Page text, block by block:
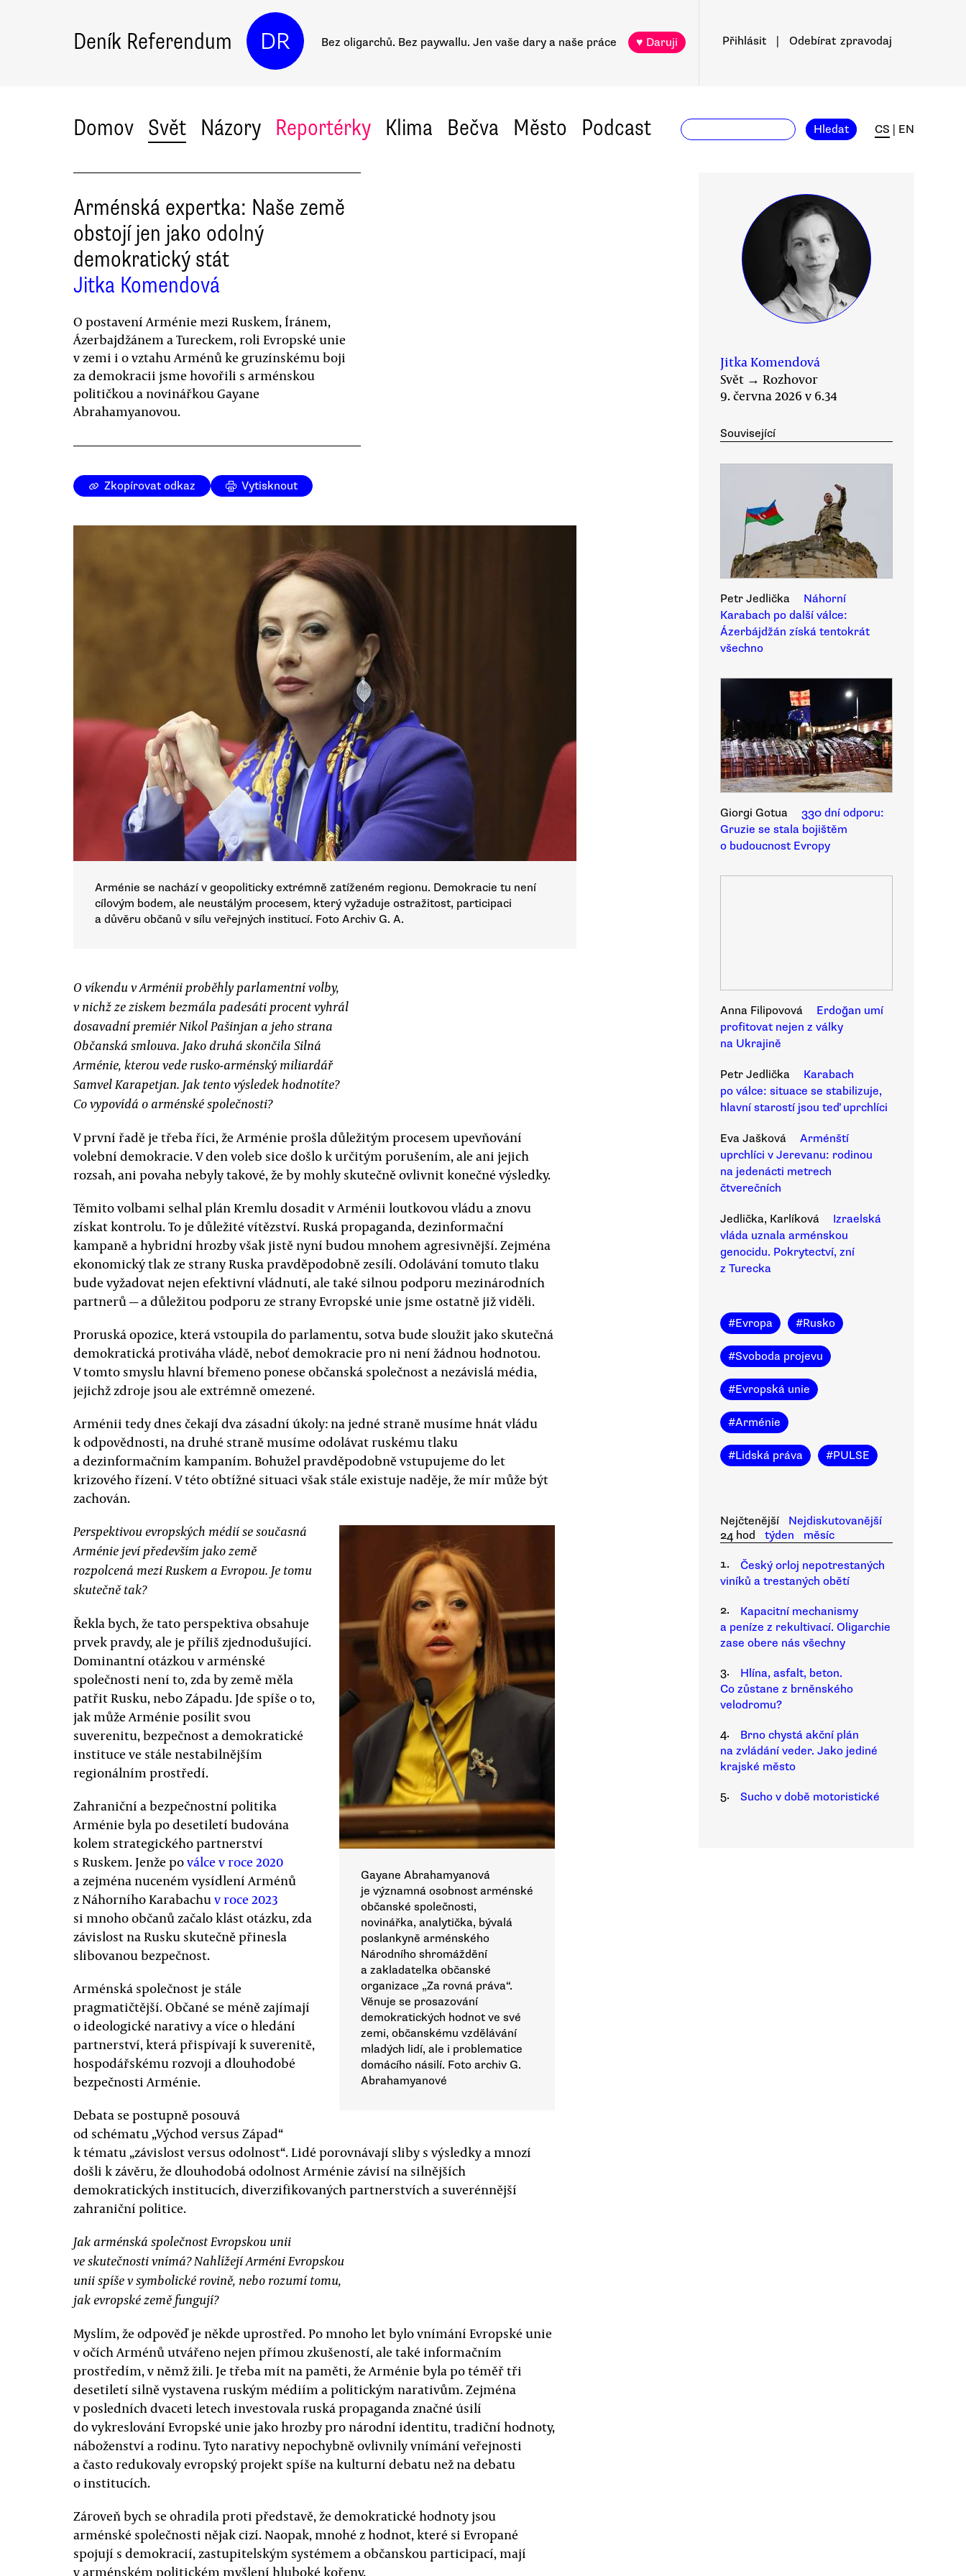
Deník Referendum DR Bez oligarchů. Bez paywallu. Jen vaše dary a naše práce ♥ Daruji Přihlásit Odebírat zpravodaj
Domov Svět Názory Reportérky Klima Bečva Město Podcast Hledat CS EN
Arménská expertka: Naše země
obstojí jen jako odolný
demokratický stát
Jitka Komendová
O postavení Arménie mezi Ruskem, Íránem,
Ázerbajdžánem a Tureckem, roli Evropské unie
v zemi i o vztahu Arménů ke gruzínskému boji
za demokracii jsme hovořili s arménskou
političkou a novinářkou Gayane
Abrahamyanovou.
Zkopírovat odkaz Vytisknout
Arménie se nachází v geopoliticky extrémně zatíženém regionu. Demokracie tu není
cílovým bodem, ale neustálým procesem, který vyžaduje ostražitost, participaci
a důvěru občanů v sílu veřejných institucí. Foto Archiv G. A.
O víkendu v Arménii proběhly parlamentní volby,
v nichž ze ziskem bezmála padesáti procent vyhrál
dosavadní premiér Nikol Pašinjan a jeho strana
Občanská smlouva. Jako druhá skončila Silná
Arménie, kterou vede rusko-arménský miliardář
Samvel Karapetjan. Jak tento výsledek hodnotíte?
Co vypovídá o arménské společnosti?
V první řadě je třeba říci, že Arménie prošla důležitým procesem upevňování
volební demokracie. V den voleb sice došlo k určitým porušením, ale ani jejich
rozsah, ani povaha nebyly takové, že by mohly skutečně ovlivnit konečné výsledky.
Těmito volbami selhal plán Kremlu dosadit v Arménii loutkovou vládu a znovu
získat kontrolu. To je důležité vítězství. Ruská propaganda, dezinformační
kampaně a hybridní hrozby však jistě nyní budou mnohem agresivnější. Zejména
ekonomický tlak ze strany Ruska pravděpodobně zesílí. Odolávání tomuto tlaku
bude vyžadovat nejen efektivní vládnutí, ale také silnou podporu mezinárodních
partnerů — a důležitou podporu ze strany Evropské unie jsme ostatně již viděli.
Proruská opozice, která vstoupila do parlamentu, sotva bude sloužit jako skutečná
demokratická protiváha vládě, neboť demokracie pro ni není žádnou hodnotou.
V tomto smyslu hlavní břemeno ponese občanská společnost a nezávislá média,
jejichž zdroje jsou ale extrémně omezené.
Arménii tedy dnes čekají dva zásadní úkoly: na jedné straně musíme hnát vládu
k odpovědnosti, na druhé straně musíme odolávat ruskému tlaku
a dezinformačním kampaním. Bohužel pravděpodobně vstupujeme do let
krizového řízení. V této obtížné situaci však stále existuje naděje, že mír může být
zachován.
Gayane Abrahamyanová
je významná osobnost arménské
občanské společnosti,
novinářka, analytička, bývalá
poslankyně arménského
Národního shromáždění
a zakladatelka občanské
organizace „Za rovná práva“.
Věnuje se prosazování
demokratických hodnot ve své
zemi, občanskému vzdělávání
mladých lidí, ale i problematice
domácího násilí. Foto archiv G.
Abrahamyanové
Perspektivou evropských médií se současná
Arménie jeví především jako země
rozpolcená mezi Ruskem a Evropou. Je tomu
skutečně tak?
Řekla bych, že tato perspektiva obsahuje
prvek pravdy, ale je příliš zjednodušující.
Dominantní otázkou v arménské
společnosti není to, zda by země měla
patřit Rusku, nebo Západu. Jde spíše o to,
jak může Arménie posílit svou
suverenitu, bezpečnost a demokratické
instituce ve stále nestabilnějším
regionálním prostředí.
Zahraniční a bezpečnostní politika
Arménie byla po desetiletí budována
kolem strategického partnerství
s Ruskem. Jenže poválce v roce 2020
a zejména nuceném vysídlení Arménů
z Náhorního Karabachuv roce 2023
si mnoho občanů začalo klást otázku, zda
závislost na Rusku skutečně přinesla
slibovanou bezpečnost.
Arménská společnost je stále
pragmatičtější. Občané se méně zajímají
o ideologické narativy a více o hledání
partnerství, která přispívají k suverenitě,
hospodářskému rozvoji a dlouhodobé
bezpečnosti Arménie.
Debata se postupně posouvá
od schématu „Východ versus Západ“
k tématu „závislost versus odolnost“. Lidé porovnávají sliby s výsledky a mnozí
došli k závěru, že dlouhodobá odolnost Arménie závisí na silnějších
demokratických institucích, diverzifikovaných partnerstvích a suverénnější
zahraniční politice.
Jak arménská společnost Evropskou unii
ve skutečnosti vnímá? Nahlížejí Arméni Evropskou
unii spíše v symbolické rovině, nebo rozumí tomu,
jak evropské země fungují?
Myslím, že odpověď je někde uprostřed. Po mnoho let bylo vnímání Evropské unie
v očích Arménů utvářeno nejen přímou zkušeností, ale také informačním
prostředím, v němž žili. Je třeba mít na paměti, že Arménie byla po téměř tři
desetiletí silně vystavena ruským médiím a politickým narativům. Zejména
v posledních dvaceti letech investovala ruská propaganda značné úsilí
do vykreslování Evropské unie jako hrozby pro národní identitu, tradiční hodnoty,
náboženství a rodinu. Tyto narativy nepochybně ovlivnily vnímání veřejnosti
a často redukovaly evropský projekt spíše na kulturní debatu než na debatu
o institucích.
Zároveň bych se ohradila proti představě, že demokratické hodnoty jsou
arménské společnosti nějak cizí. Naopak, mnohé z hodnot, které si Evropané
spojují s demokracií, zastupitelským systémem a občanskou participací, mají
v arménském politickém myšlení hluboké kořeny.
Jitka Komendová
Svět → Rozhovor
9. června 2026 v 6.34
Související
Petr Jedlička
Náhorní
Karabach po další válce:
Ázerbájdžán získá tentokrát
všechno
Giorgi Gotua
330 dní odporu:
Gruzie se stala bojištěm
o budoucnost Evropy
Anna Filipovová
Erdoğan umí
profitovat nejen z války
na Ukrajině
Petr Jedlička
Karabach
po válce: situace se stabilizuje,
hlavní starostí jsou teď uprchlíci
Eva Jašková
Arménští
uprchlíci v Jerevanu: rodinou
na jedenácti metrech
čtverečních
Jedlička, Karlíková
Izraelská
vláda uznala arménskou
genocidu. Pokrytectví, zní
z Turecka
#Evropa #Rusko
#Svoboda projevu
#Evropská unie
#Arménie
#Lidská práva #PULSE
Nejčtenější
Nejdiskutovanější
24 hod
týden
měsíc
1.
Český orloj nepotrestaných
viníků a trestaných obětí
2.
Kapacitní mechanismy
a peníze z rekultivací. Oligarchie
zase obere nás všechny
3.
Hlína, asfalt, beton.
Co zůstane z brněnského
velodromu?
4.
Brno chystá akční plán
na zvládání veder. Jako jediné
krajské město
5.
Sucho v době motoristické